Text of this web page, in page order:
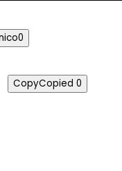
0
CopyCopied 0